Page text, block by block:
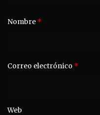
Nombre *
Correo electrónico *
Web